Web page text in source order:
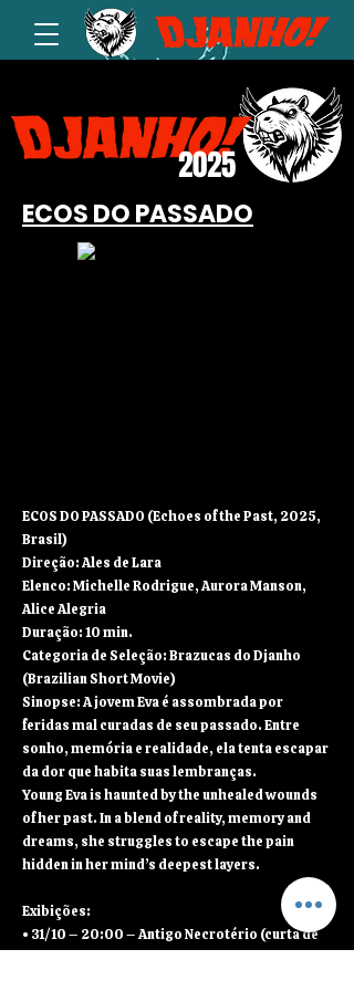
2025
ECOS DO PASSADO
ECOS DO PASSADO (Echoes of the Past, 2025,
Brasil)
Direção: Ales de Lara
Elenco: Michelle Rodrigue, Aurora Manson,
Alice Alegria
Duração: 10 min.
Categoria de Seleção: Brazucas do Djanho
(Brazilian Short Movie)
Sinopse: A jovem Eva é assombrada por
feridas mal curadas de seu passado. Entre
sonho, memória e realidade, ela tenta escapar
da dor que habita suas lembranças.
Young Eva is haunted by the unhealed wounds
of her past. In a blend of reality, memory and
dreams, she struggles to escape the pain
hidden in her mind’s deepest layers.
Exibições:
• 31/10 – 20:00 – Antigo Necrotério (curta de